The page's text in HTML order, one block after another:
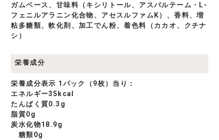
ガムベース、甘味料（キシリトール、アスパルテーム・L-
フェニルアラニン化合物、アセスルファムK）、香料、増
粘多糖類、軟化剤、加工でん粉、着色料（カカオ、クチナ
シ）
栄養成分
栄養成分表示 1パック（9枚）当り：
エネルギー35kcal
たんぱく質0.3g
脂質0g
炭水化物18.9g
糖類0g